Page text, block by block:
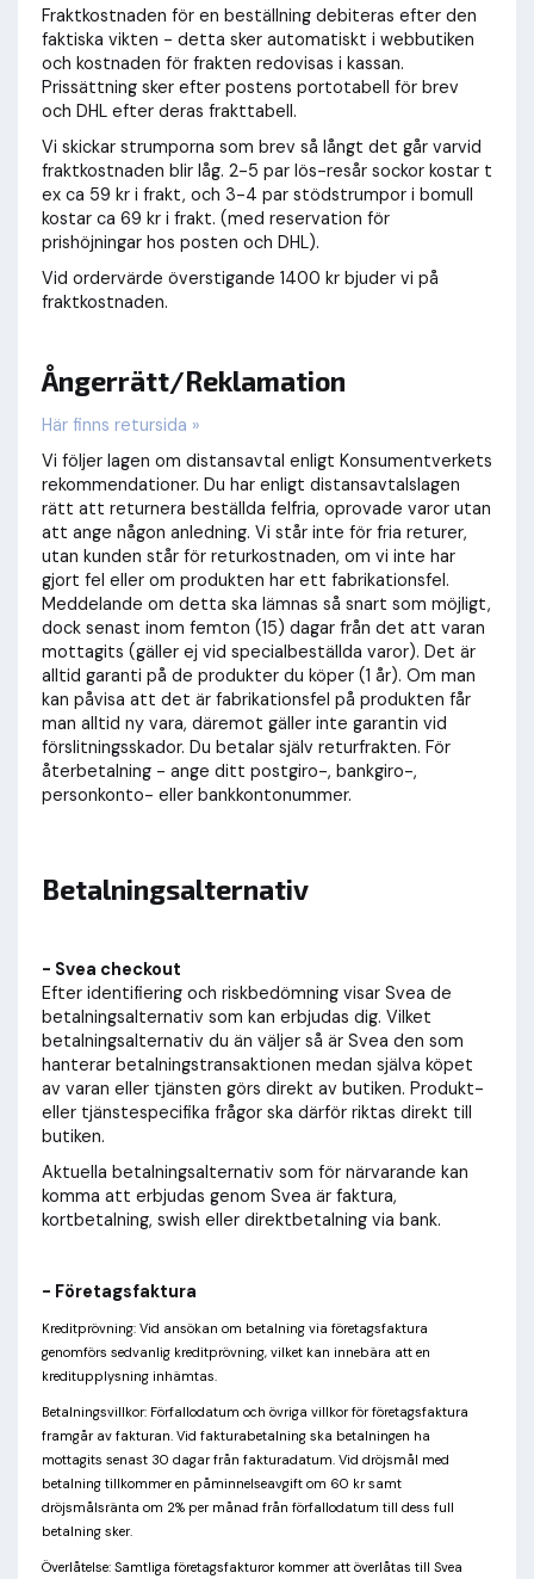
Fraktkostnaden för en beställning debiteras efter den
faktiska vikten - detta sker automatiskt i webbutiken
och kostnaden för frakten redovisas i kassan.
Prissättning sker efter postens portotabell för brev
och DHL efter deras frakttabell.
Vi skickar strumporna som brev så långt det går varvid
fraktkostnaden blir låg. 2-5 par lös-resår sockor kostar t
ex ca 59 kr i frakt, och 3-4 par stödstrumpor i bomull
kostar ca 69 kr i frakt. (med reservation för
prishöjningar hos posten och DHL).
Vid ordervärde överstigande 1400 kr bjuder vi på
fraktkostnaden.
Ångerrätt/Reklamation
Här finns retursida »
Vi följer lagen om distansavtal enligt Konsumentverkets
rekommendationer. Du har enligt distansavtalslagen
rätt att returnera beställda felfria, oprovade varor utan
att ange någon anledning. Vi står inte för fria returer,
utan kunden står för returkostnaden, om vi inte har
gjort fel eller om produkten har ett fabrikationsfel.
Meddelande om detta ska lämnas så snart som möjligt,
dock senast inom femton (15) dagar från det att varan
mottagits (gäller ej vid specialbeställda varor). Det är
alltid garanti på de produkter du köper (1 år). Om man
kan påvisa att det är fabrikationsfel på produkten får
man alltid ny vara, däremot gäller inte garantin vid
förslitningsskador. Du betalar själv returfrakten. För
återbetalning - ange ditt postgiro-, bankgiro-,
personkonto- eller bankkontonummer.
Betalningsalternativ
- Svea checkout
Efter identifiering och riskbedömning visar Svea de
betalningsalternativ som kan erbjudas dig. Vilket
betalningsalternativ du än väljer så är Svea den som
hanterar betalningstransaktionen medan själva köpet
av varan eller tjänsten görs direkt av butiken. Produkt-
eller tjänstespecifika frågor ska därför riktas direkt till
butiken.
Aktuella betalningsalternativ som för närvarande kan
komma att erbjudas genom Svea är faktura,
kortbetalning, swish eller direktbetalning via bank.
- Företagsfaktura
Kreditprövning: Vid ansökan om betalning via företagsfaktura
genomförs sedvanlig kreditprövning, vilket kan innebära att en
kreditupplysning inhämtas.
Betalningsvillkor: Förfallodatum och övriga villkor för företagsfaktura
framgår av fakturan. Vid fakturabetalning ska betalningen ha
mottagits senast 30 dagar från fakturadatum. Vid dröjsmål med
betalning tillkommer en påminnelseavgift om 60 kr samt
dröjsmålsränta om 2% per månad från förfallodatum till dess full
betalning sker.
Överlåtelse: Samtliga företagsfakturor kommer att överlåtas till Svea